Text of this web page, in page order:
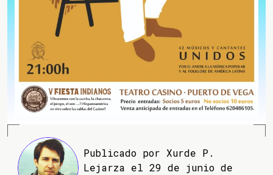
Publicado por Xurde P.
Lejarza el 29 de junio de